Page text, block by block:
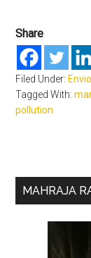
Share
Filed Under:
Tagged With:
pollution
Primary
MAHRAJA